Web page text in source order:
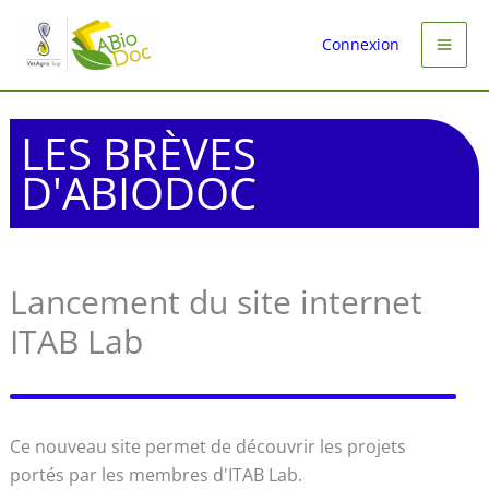
contenu
Connexion
LES BRÈVES
D'ABIODOC
Lancement du site internet
ITAB Lab
Ce nouveau site permet de découvrir les projets
portés par les membres d'ITAB Lab.